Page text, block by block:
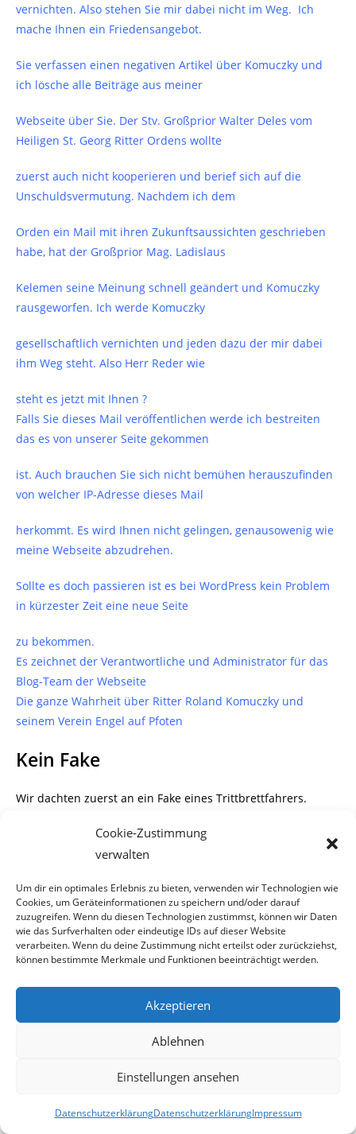
Cookie-Zustimmung
verwalten
Um dir ein optimales Erlebnis zu bieten, verwenden wir Technologien wie
Cookies, um Geräteinformationen zu speichern und/oder darauf
zuzugreifen. Wenn du diesen Technologien zustimmst, können wir Daten
wie das Surfverhalten oder eindeutige IDs auf dieser Website
verarbeiten. Wenn du deine Zustimmung nicht erteilst oder zurückziehst,
können bestimmte Merkmale und Funktionen beeinträchtigt werden.
Akzeptieren
Ablehnen
Einstellungen ansehen
DatenschutzerklärungDatenschutzerklärungImpressum
vernichten. Also stehen Sie mir dabei nicht im Weg. Ich
mache Ihnen ein Friedensangebot.
Sie verfassen einen negativen Artikel über Komuczky und
ich lösche alle Beiträge aus meiner
Webseite über Sie. Der Stv. Großprior Walter Deles vom
Heiligen St. Georg Ritter Ordens wollte
zuerst auch nicht kooperieren und berief sich auf die
Unschuldsvermutung. Nachdem ich dem
Orden ein Mail mit ihren Zukunftsaussichten geschrieben
habe, hat der Großprior Mag. Ladislaus
Kelemen seine Meinung schnell geändert und Komuczky
rausgeworfen. Ich werde Komuczky
gesellschaftlich vernichten und jeden dazu der mir dabei
ihm Weg steht. Also Herr Reder wie
steht es jetzt mit Ihnen ?
Falls Sie dieses Mail veröffentlichen werde ich bestreiten
das es von unserer Seite gekommen
ist. Auch brauchen Sie sich nicht bemühen herauszufinden
von welcher IP-Adresse dieses Mail
herkommt. Es wird Ihnen nicht gelingen, genausowenig wie
meine Webseite abzudrehen.
Sollte es doch passieren ist es bei WordPress kein Problem
in kürzester Zeit eine neue Seite
zu bekommen.
Es zeichnet der Verantwortliche und Administrator für das
Blog-Team der Webseite
Die ganze Wahrheit über Ritter Roland Komuczky und
seinem Verein Engel auf Pfoten
Kein Fake
Wir dachten zuerst an ein Fake eines Trittbrettfahrers.
E-Mails kommt man zu Kenntnis, dass dieses echt ist.
mit den Kommentaren aus deren
Blog, der von einem kriminellen Verantwortlichen und
Administrator betrieben wird, einwand-
frei deckt.
Versuchte Nötigung
seinerzeit nachfolgenden Beitrag verfasst.
option=com_content&view=article&id=255;engel-auf-